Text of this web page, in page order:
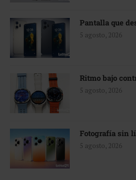
Pantalla que
5 agosto, 2026
Ritmo bajo
5 agosto, 2026
Fotografía sin
5 agosto, 2026